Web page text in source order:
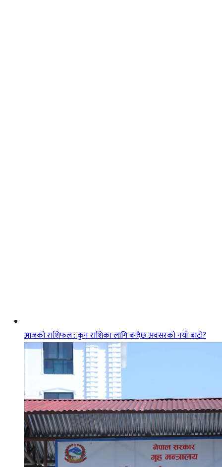
आजको राशिफल : कुन राशिका लागि बन्दैछ अवसरको नयाँ बाटो?